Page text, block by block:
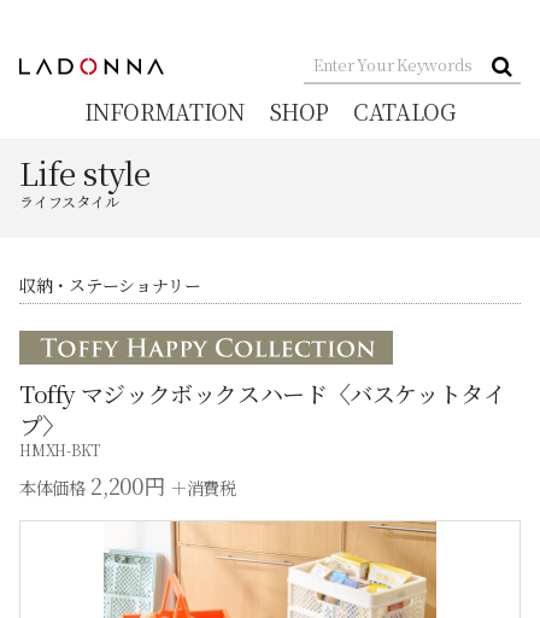
Life style
ライフスタイル
収納・ステーショナリー
Toffy マジックボックスハード〈バスケットタイ
プ〉
HMXH-BKT
本体価格2,200円 ＋消費税
INFORMATION SHOP CATALOG